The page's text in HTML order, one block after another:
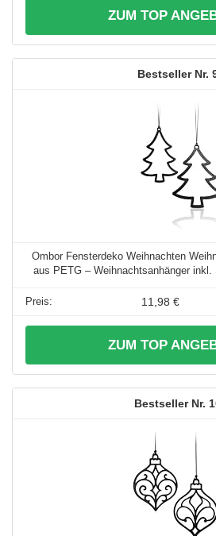
ZUM TOP
Ombor Fensterdeko Weihnachten
aus PETG – Weihnachtsanhänger
11,98 €
ZUM TOP